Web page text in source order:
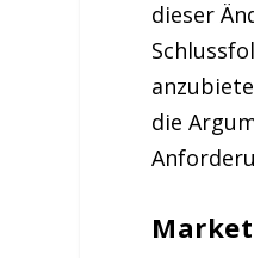
dieser
die